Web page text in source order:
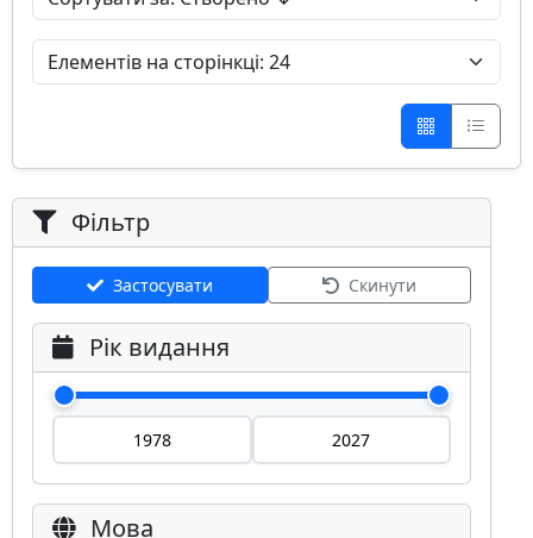
Фільтр
Застосувати Скинути
Рік видання
Мова